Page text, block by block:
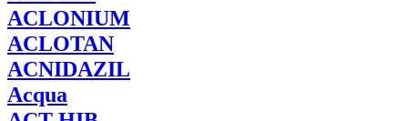
ACLONIUM
ACLOTAN
ACNIDAZIL
Acqua